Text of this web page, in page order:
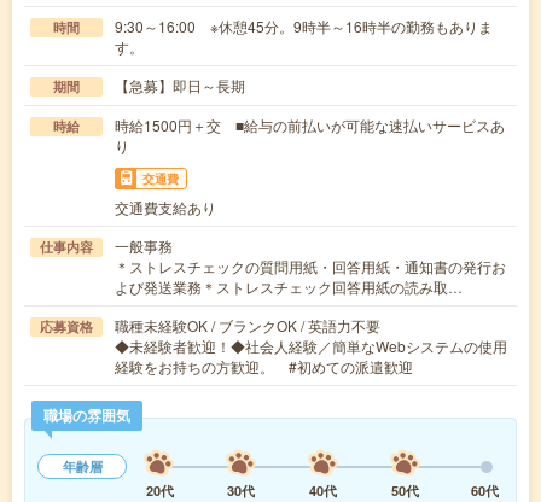
時間
9:30～16:00 ※休憩45分。9時半～16時半の勤務もありま
す。
期間 【急募】即日～長期
時給
時給1500円＋交 ■給与の前払いが可能な速払いサービスあ
り
交通費
交通費支給あり
仕事内容
一般事務
＊ストレスチェックの質問用紙・回答用紙・通知書の発行お
よび発送業務＊ストレスチェック回答用紙の読み取…
応募資格
職種未経験OK / ブランクOK / 英語力不要
◆未経験者歓迎！◆社会人経験／簡単なWebシステムの使用
経験をお持ちの方歓迎。 #初めての派遣歓迎
職場の雰囲気
年齢層
20代
30代 40代 50代
60代